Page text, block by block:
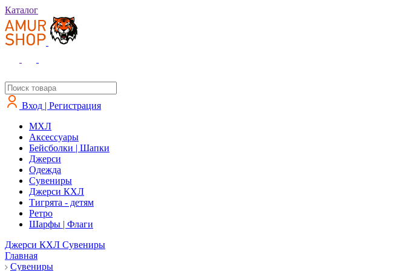
Каталог
Вход | Регистрация
MXЛ
Аксессуары
Бейсболки | Шапки
Джерси
Одежда
Сувениры
Джерси КХЛ
Тигрята - детям
Ретро
Шарфы | Флаги
Джерси КХЛ Сувениры
Главная
Сувениры